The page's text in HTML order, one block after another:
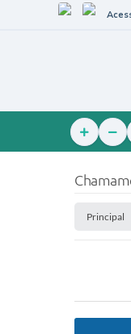
Principal